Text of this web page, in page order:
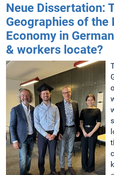
Neue Dissertation:
Geographies of the
Economy in
& workers locate?